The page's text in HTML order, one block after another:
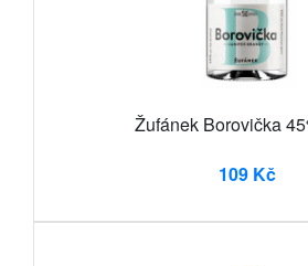
Žufánek Borovička
109 Kč